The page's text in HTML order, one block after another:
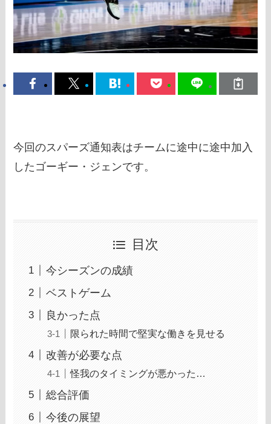
今回のスパーズ通知表はチームに途中に途中加入
したゴーギー・ジェンです。
目次
今シーズンの成績
ベストゲーム
良かった点
限られた時間で堅実な働きを見せる
改善が必要な点
怪我のタイミングが悪かった…
総合評価
今後の展望